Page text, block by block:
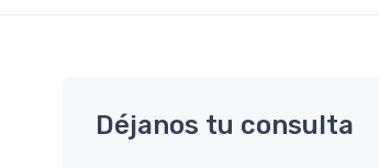
Déjanos tu consulta